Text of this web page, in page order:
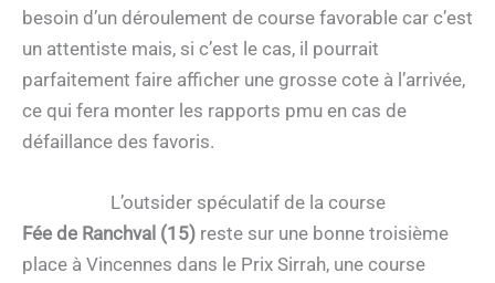
besoin d’un déroulement de course favorable car c’est
un attentiste mais, si c’est le cas, il pourrait
parfaitement faire afficher une grosse cote à l’arrivée,
ce qui fera monter les rapports pmu en cas de
défaillance des favoris.
L’outsider spéculatif de la course
Fée de Ranchval (15) reste sur une bonne troisième
place à Vincennes dans le Prix Sirrah, une course